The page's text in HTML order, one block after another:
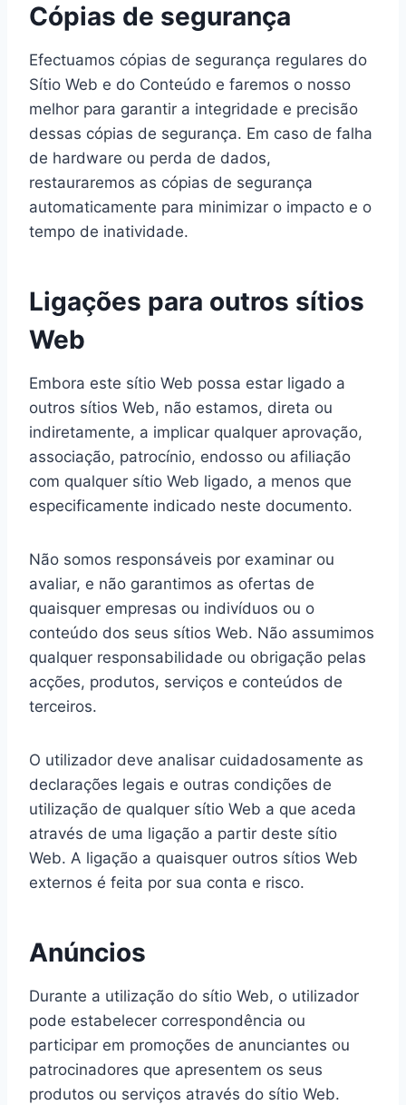
Cópias de segurança
Efectuamos cópias de segurança regulares do
Sítio Web e do Conteúdo e faremos o nosso
melhor para garantir a integridade e precisão
dessas cópias de segurança. Em caso de falha
de hardware ou perda de dados,
restauraremos as cópias de segurança
automaticamente para minimizar o impacto e o
tempo de inatividade.
Ligações para outros sítios
Web
Embora este sítio Web possa estar ligado a
outros sítios Web, não estamos, direta ou
indiretamente, a implicar qualquer aprovação,
associação, patrocínio, endosso ou afiliação
com qualquer sítio Web ligado, a menos que
especificamente indicado neste documento.
Não somos responsáveis por examinar ou
avaliar, e não garantimos as ofertas de
quaisquer empresas ou indivíduos ou o
conteúdo dos seus sítios Web. Não assumimos
qualquer responsabilidade ou obrigação pelas
acções, produtos, serviços e conteúdos de
terceiros.
O utilizador deve analisar cuidadosamente as
declarações legais e outras condições de
utilização de qualquer sítio Web a que aceda
através de uma ligação a partir deste sítio
Web. A ligação a quaisquer outros sítios Web
externos é feita por sua conta e risco.
Anúncios
Durante a utilização do sítio Web, o utilizador
pode estabelecer correspondência ou
participar em promoções de anunciantes ou
patrocinadores que apresentem os seus
produtos ou serviços através do sítio Web.